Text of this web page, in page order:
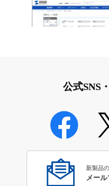
AC充電器
公式SNS
新製品
メー